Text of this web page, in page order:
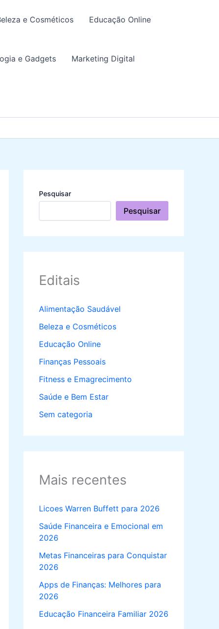
e Cosméticos Educação Online
e Gadgets Marketing Digital
Pesquisar
Pesquisar
Editais
Alimentação Saudável
Beleza e Cosméticos
Educação Online
Finanças Pessoais
Fitness e Emagrecimento
Saúde e Bem Estar
Sem categoria
Mais recentes
Licoes Warren Buffett para 2026
Saúde Financeira e Emocional em
2026
Metas Financeiras para Conquistar
2026
Apps de Finanças: Melhores para
2026
Educação Financeira Familiar 2026